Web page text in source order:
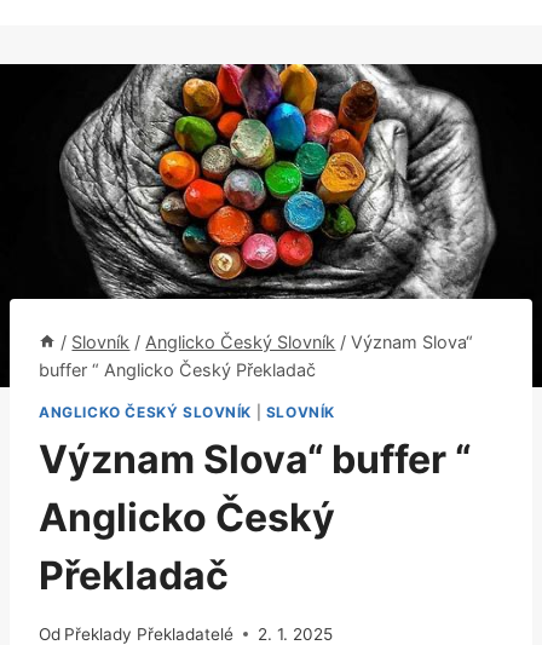
/ Slovník / Anglicko Český Slovník / Význam Slova“
buffer “ Anglicko Český Překladač
ANGLICKO ČESKÝ SLOVNÍK SLOVNÍK
Význam Slova“ buffer “
Anglicko Český
Překladač
Od Překlady Překladatelé 2. 1. 2025